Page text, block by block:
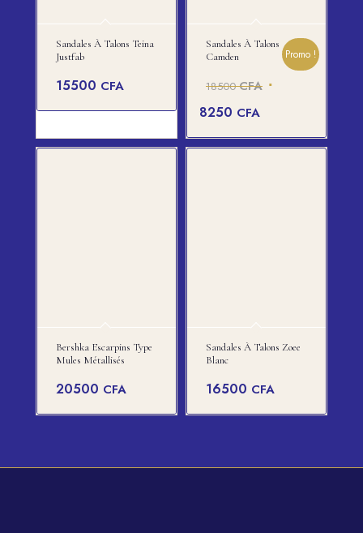
Sandales À Talons Teina
Justfab
15500 CFA
Sandales À Talons
Camden
18500CFA Le
était :
8250 CFA
actuel
Promo !
Bershka Escarpins Type
Mules Métallisés
20500 CFA
Sandales À Talons Zoee
Blanc
16500 CFA